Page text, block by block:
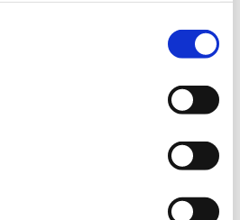
Temperaturlogger med
med integrerad sensor för